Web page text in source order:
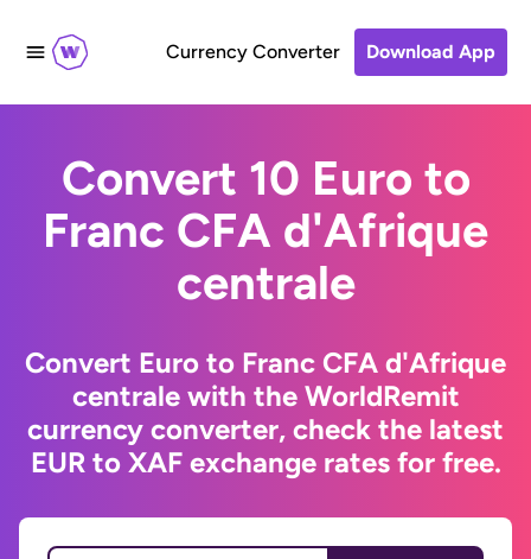
Currency Converter Download App
Convert 10 Euro to
Franc CFA d'Afrique
centrale
Convert Euro to Franc CFA d'Afrique
centrale with the WorldRemit
currency converter, check the latest
EUR to XAF exchange rates for free.